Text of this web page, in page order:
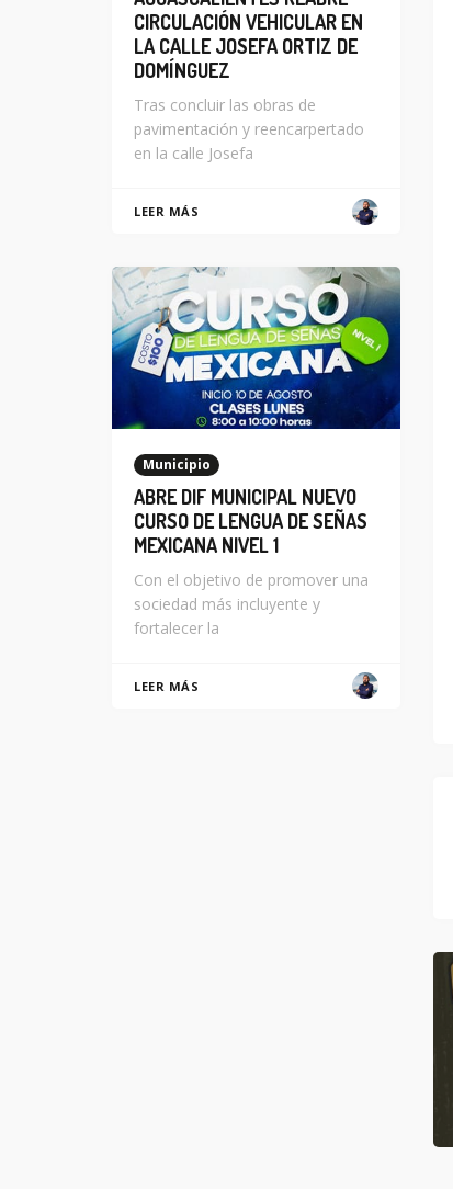
CIRCULACIÓN VEHICULAR EN
LA CALLE JOSEFA ORTIZ DE
DOMÍNGUEZ
Tras concluir las obras de
pavimentación y reencarpertado
en la calle Josefa
LEER MÁS
Municipio
ABRE DIF MUNICIPAL NUEVO
CURSO DE LENGUA DE SEÑAS
MEXICANA NIVEL 1
Con el objetivo de promover una
sociedad más incluyente y
fortalecer la
LEER MÁS